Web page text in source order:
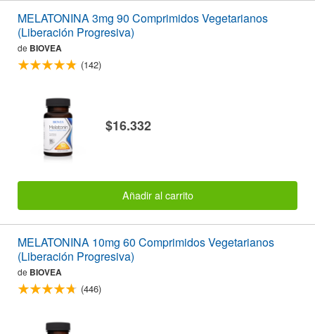
MELATONINA 3mg 90 Comprimidos Vegetarianos
(Liberación Progresiva)
de BIOVEA
(142)
$16.332
Añadir al carrito
MELATONINA 10mg 60 Comprimidos Vegetarianos
(Liberación Progresiva)
de BIOVEA
(446)